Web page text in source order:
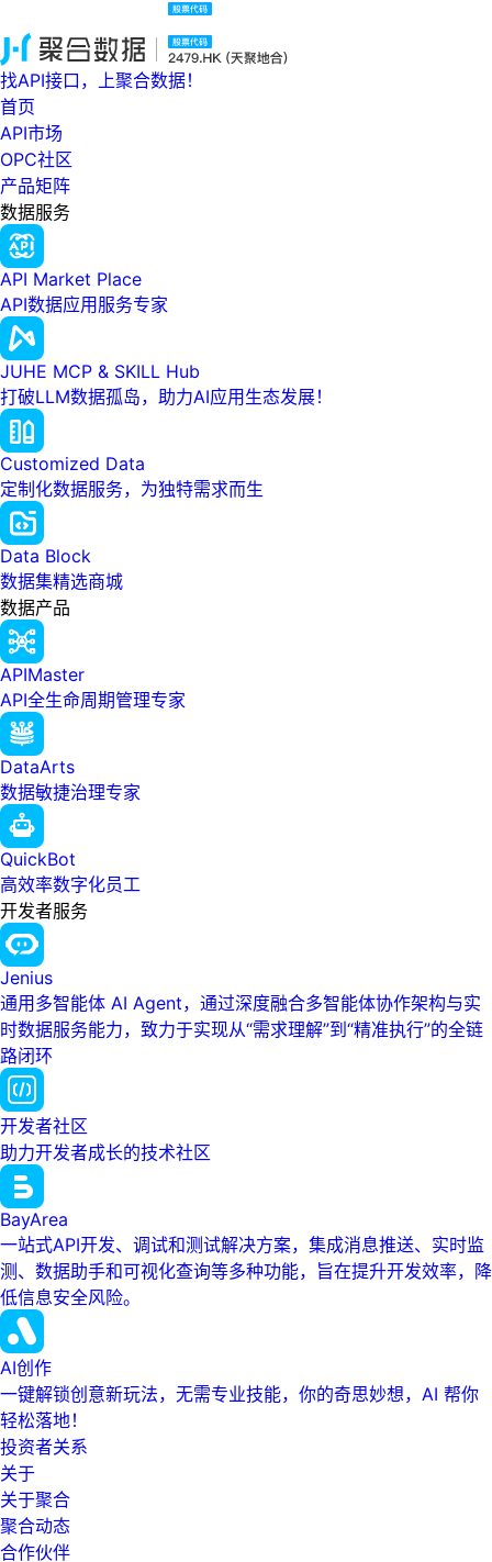
找API接口，上聚合数据！
首页
API市场
OPC社区
产品矩阵
数据服务
API Market Place
API数据应用服务专家
JUHE MCP & SKILL Hub
打破LLM数据孤岛，助力AI应用生态发展！
Customized Data
定制化数据服务，为独特需求而生
Data Block
数据集精选商城
数据产品
APIMaster
API全生命周期管理专家
DataArts
数据敏捷治理专家
QuickBot
高效率数字化员工
开发者服务
Jenius
通用多智能体 AI Agent，通过深度融合多智能体协作架构与实
时数据服务能力，致力于实现从“需求理解”到“精准执行”的全链
路闭环
开发者社区
助力开发者成长的技术社区
BayArea
一站式API开发、调试和测试解决方案，集成消息推送、实时监
测、数据助手和可视化查询等多种功能，旨在提升开发效率，降
低信息安全风险。
AI创作
一键解锁创意新玩法，无需专业技能，你的奇思妙想，AI 帮你
轻松落地！
投资者关系
关于
关于聚合
聚合动态
合作伙伴